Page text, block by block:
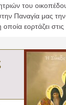
του
Παναγία μας
οποία εορτάζει